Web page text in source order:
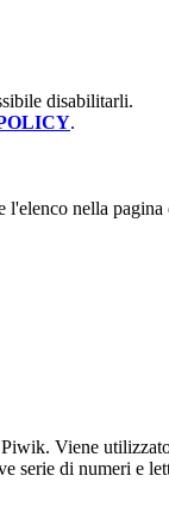
disabilitarli.
.
l'elenco nella
Viene
di numeri e